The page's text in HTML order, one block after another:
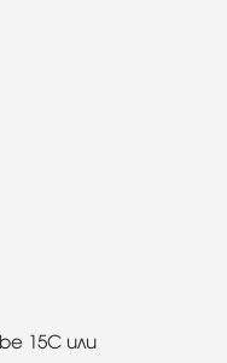
15C или